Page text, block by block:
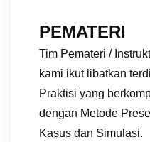
PEMATERI
Tim Pemateri /
kami ikut libatkan
Praktisi yang
dengan Metode
Kasus dan Simulasi.